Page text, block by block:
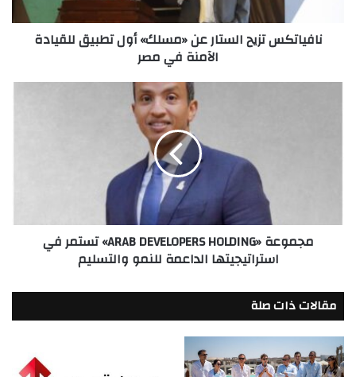
نافياتكس تزيح الستار عن «مسلك» أول تطبيق للقيادة
الآمنة في مصر
للنمو
والتسليم
مجموعة «ARAB DEVELOPERS HOLDING» تستمر في
استراتيجيتها الداعمة للنمو والتسليم
مقالات ذات صلة